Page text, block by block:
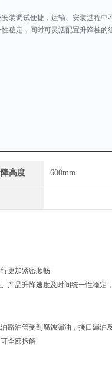
装调试便捷，运输、安装过程中
稳定，同时可灵活配置升降桩的
高度 600mm
更加紧密顺畅
产品升降速度及时间统一性稳定
路油管受到腐蚀漏油，接口漏油
全部拆解